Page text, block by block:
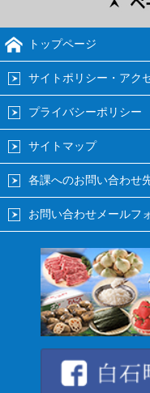
トップページ
サイトポリシー・アク
プライバシーポリシー
サイトマップ
各課へのお問い合わせ
お問い合わせメールフ